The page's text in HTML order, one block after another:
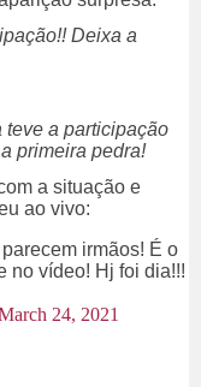
Deixa a
teve a participação
primeira pedra!
a situação e
ao vivo:
irmãos! É o
no vídeo! Hj foi dia!!!
24, 2021